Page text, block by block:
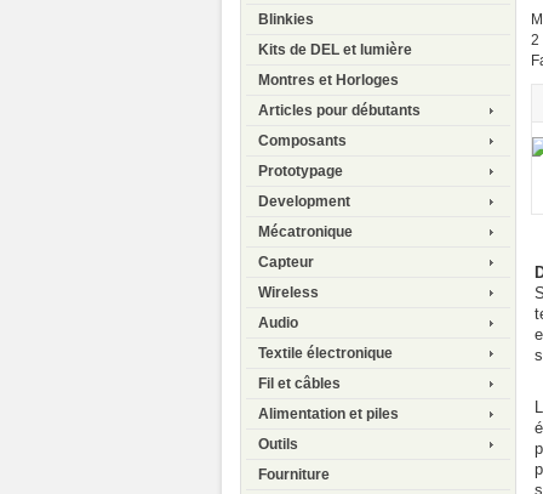
Blinkies
Kits de DEL et lumière
Montres et Horloges
Articles pour débutants
Composants
Prototypage
Development
Mécatronique
Capteur
Wireless
Audio
Textile électronique
Fil et câbles
Alimentation et piles
Outils
Fourniture
2